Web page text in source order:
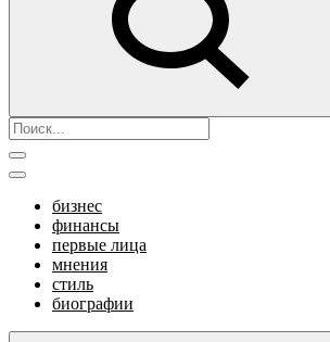
бизнес
финансы
первые лица
мнения
стиль
биографии